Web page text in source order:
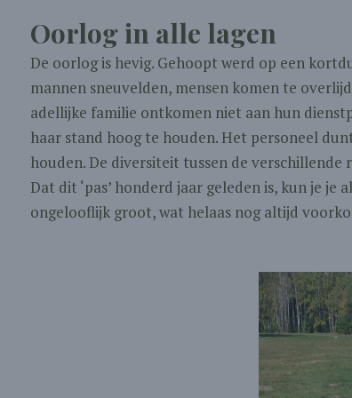
Oorlog in alle lagen
De oorlog is hevig. Gehoopt werd op een
mannen sneuvelden, mensen komen te
adellijke familie ontkomen niet aan hun
haar stand hoog te houden. Het personeel
houden. De diversiteit tussen de
Dat dit ‘pas’ honderd jaar geleden is, kun je
ongelooflijk groot, wat helaas nog altijd